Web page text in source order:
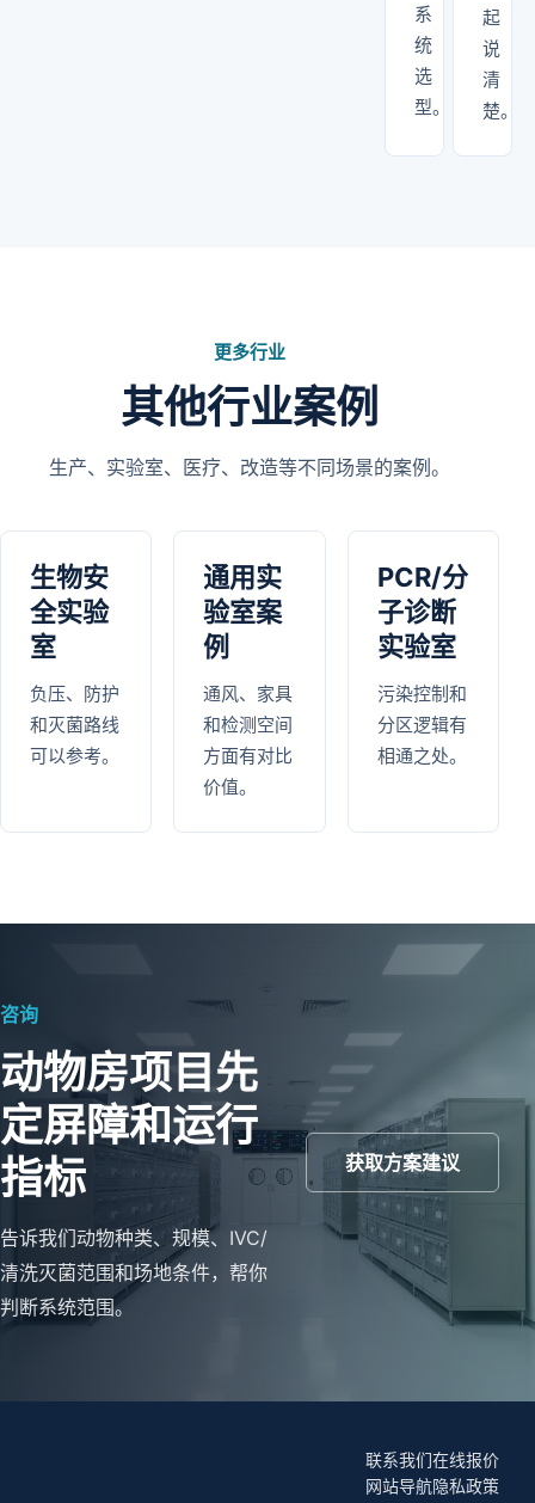
系
统
选
型。
起
说
清
楚。
更多行业
其他行业案例
生产、实验室、医疗、改造等不同场景的案例。
生物安
全实验
室
负压、防护
和灭菌路线
可以参考。
通用实
验室案
例
通风、家具
和检测空间
方面有对比
价值。
PCR/分
子诊断
实验室
污染控制和
分区逻辑有
相通之处。
咨询
动物房项目先
定屏障和运行
指标
告诉我们动物种类、规模、IVC/
清洗灭菌范围和场地条件，帮你
判断系统范围。
获取方案建议
联系我们在线报价
网站导航隐私政策